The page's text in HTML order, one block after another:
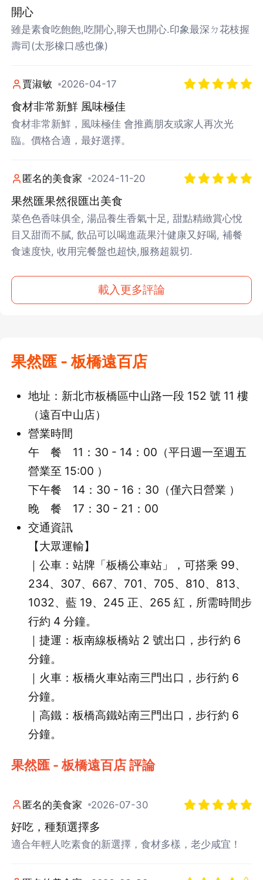
開心
雖是素食吃飽飽,吃開心,聊天也開心.印象最深ㄉ花枝握
壽司(太形橡口感也像)
賈淑敏 2026-04-17
食材非常新鮮 風味極佳
食材非常新鮮，風味極佳 會推薦朋友或家人再次光
臨。價格合適，最好選擇。
匿名的美食家 2024-11-20
果然匯果然很匯出美食
菜色色香味俱全, 湯品養生香氣十足, 甜點精緻賞心悅
目又甜而不膩, 飲品可以喝進蔬果汁健康又好喝, 補餐
食速度快, 收用完餐盤也超快,服務超親切.
載入更多評論
果然匯 - 板橋遠百店
地址：新北市板橋區中山路一段 152 號 11 樓
（遠百中山店）
營業時間
午 餐 11：30 - 14：00（平日週一至週五
營業至 15:00 ）
下午餐 14：30 - 16：30（僅六日營業 ）
晚 餐 17：30 - 21：00
交通資訊
【大眾運輸】
｜公車：站牌「板橋公車站」，可搭乘 99、
234、307、667、701、705、810、813、
1032、藍 19、245 正、265 紅，所需時間步
行約 4 分鐘。
｜捷運：板南線板橋站 2 號出口，步行約 6
分鐘。
｜火車：板橋火車站南三門出口，步行約 6
分鐘。
｜高鐵：板橋高鐵站南三門出口，步行約 6
分鐘。
果然匯 - 板橋遠百店 評論
匿名的美食家 2026-07-30
好吃，種類選擇多
適合年輕人吃素食的新選擇，食材多樣，老少咸宜！